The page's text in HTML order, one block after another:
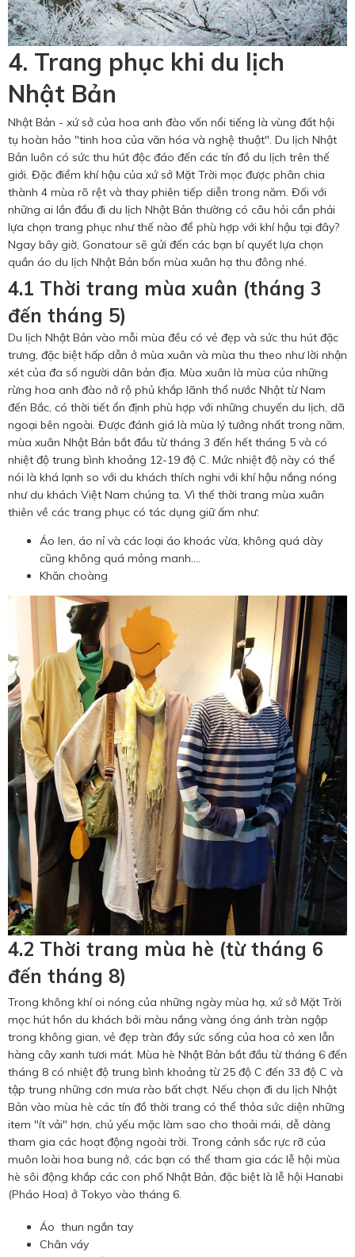
4. Trang phục khi du lịch
Nhật Bản
Nhật Bản - xứ sở của hoa anh đào vốn nổi tiếng là vùng đất hội
tụ hoàn hảo "tinh hoa của văn hóa và nghệ thuật". Du lịch Nhật
Bản luôn có sức thu hút độc đáo đến các tín đồ du lịch trên thế
giới. Đặc điểm khí hậu của xứ sở Mặt Trời mọc được phân chia
thành 4 mùa rõ rệt và thay phiên tiếp diễn trong năm. Đối với
những ai lần đầu đi du lịch Nhật Bản thường có câu hỏi cần phải
lựa chọn trang phục như thế nào để phù hợp với khí hậu tại đây?
Ngay bây giờ, Gonatour sẽ gửi đến các bạn bí quyết lựa chọn
quần áo du lịch Nhật Bản bốn mùa xuân hạ thu đông nhé.
4.1 Thời trang mùa xuân (tháng 3
đến tháng 5)
Du lịch Nhật Bản vào mỗi mùa đều có vẻ đẹp và sức thu hút đặc
trưng, đặc biệt hấp dẫn ở mùa xuân và mùa thu theo như lời nhận
xét của đa số người dân bản địa. Mùa xuân là mùa của những
rừng hoa anh đào nở rộ phủ khắp lãnh thổ nước Nhật từ Nam
đến Bắc, có thời tiết ổn định phù hợp với những chuyến du lịch, dã
ngoại bên ngoài. Được đánh giá là mùa lý tưởng nhất trong năm,
mùa xuân Nhật Bản bắt đầu từ tháng 3 đến hết tháng 5 và có
nhiệt độ trung bình khoảng 12-19 độ C. Mức nhiệt độ này có thể
nói là khá lạnh so với du khách thích nghi với khí hậu nắng nóng
như du khách Việt Nam chúng ta. Vì thế thời trang mùa xuân
thiên về các trang phục có tác dụng giữ ấm như:
Áo len, áo nỉ và các loại áo khoác vừa, không quá dày
cũng không quá mỏng manh....
Khăn choàng
4.2 Thời trang mùa hè (từ tháng 6
đến tháng 8)
Trong không khí oi nóng của những ngày mùa hạ, xứ sở Mặt Trời
mọc hút hồn du khách bởi màu nắng vàng óng ánh tràn ngập
trong không gian, vẻ đẹp tràn đầy sức sống của hoa cỏ xen lẫn
hàng cây xanh tươi mát. Mùa hè Nhật Bản bắt đầu từ tháng 6 đến
tháng 8 có nhiệt độ trung bình khoảng từ 25 độ C đến 33 độ C và
tập trung những cơn mưa rào bất chợt. Nếu chọn đi du lịch Nhật
Bản vào mùa hè các tín đồ thời trang có thể thỏa sức diện những
item "ít vải" hơn, chủ yếu mặc làm sao cho thoải mái, dễ dàng
tham gia các hoạt động ngoài trời. Trong cảnh sắc rực rỡ của
muôn loài hoa bung nở, các bạn có thể tham gia các lễ hội mùa
hè sôi động khắp các con phố Nhật Bản, đặc biệt là lễ hội Hanabi
(Pháo Hoa) ở Tokyo vào tháng 6.
Áo thun ngắn tay
Chân váy